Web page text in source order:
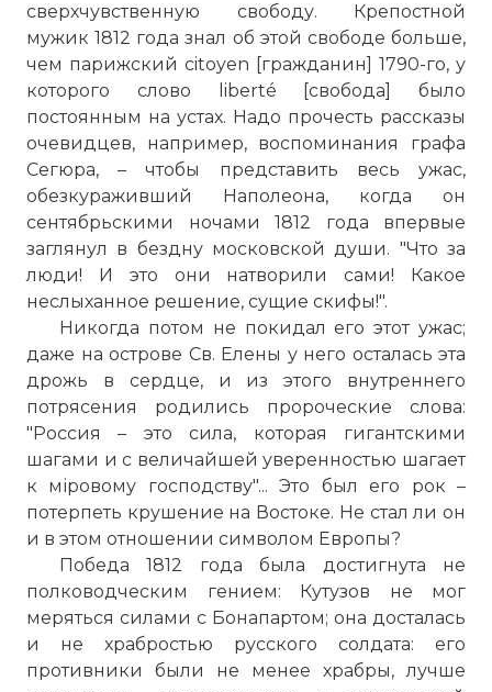
сверхчувственную свободу. Крепостной
мужик 1812 года знал об этой свободе больше,
чем парижский citoyen [гражданин] 1790-го, у
которого слово liberté [свобода] было
постоянным на устах. Надо прочесть рассказы
очевидцев, например, воспоминания графа
Сегюра, – чтобы представить весь ужас,
обезкураживший Наполеона, когда он
сентябрьскими ночами 1812 года впервые
заглянул в бездну московской души. "Что за
люди! И это они натворили сами! Какое
неслыханное решение, сущие скифы!".
Никогда потом не покидал его этот ужас;
даже на острове Св. Елены у него осталась эта
дрожь в сердце, и из этого внутреннего
потрясения родились пророческие слова:
"Россия – это сила, которая гигантскими
шагами и с величайшей уверенностью шагает
к міровому господству"... Это был его рок –
потерпеть крушение на Востоке. Не стал ли он
и в этом отношении символом Европы?
Победа 1812 года была достигнута не
полководческим гением: Кутузов не мог
меряться силами с Бонапартом; она досталась
и не храбростью русского солдата: его
противники были не менее храбры, лучше